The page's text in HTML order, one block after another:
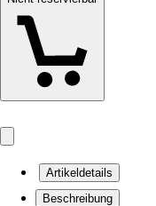
Artikeldetails
Beschreibung